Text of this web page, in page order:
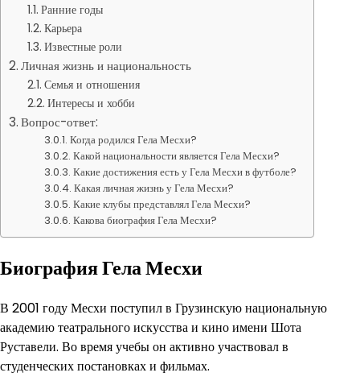
Ранние годы
Карьера
Известные роли
Личная жизнь и национальность
Семья и отношения
Интересы и хобби
Вопрос-ответ:
Когда родился Гела Месхи?
Какой национальности является Гела Месхи?
Какие достижения есть у Гела Месхи в футболе?
Какая личная жизнь у Гела Месхи?
Какие клубы представлял Гела Месхи?
Какова биография Гела Месхи?
Биография Гела Месхи
В 2001 году Месхи поступил в Грузинскую национальную
академию театрального искусства и кино имени Шота
Руставели. Во время учебы он активно участвовал в
студенческих постановках и фильмах.